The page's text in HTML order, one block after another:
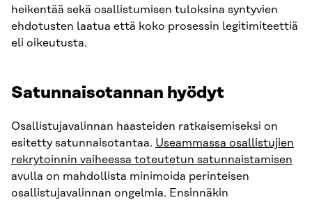
heikentää sekä osallistumisen tuloksina syntyvien
ehdotusten laatua että koko prosessin legitimiteettiä
eli oikeutusta.
Satunnaisotannan hyödyt
Osallistujavalinnan haasteiden ratkaisemiseksi on
esitetty satunnaisotantaa. Useammassa osallistujien
rekrytoinnin vaiheessa toteutetun satunnaistamisen
avulla on mahdollista minimoida perinteisen
osallistujavalinnan ongelmia. Ensinnäkin